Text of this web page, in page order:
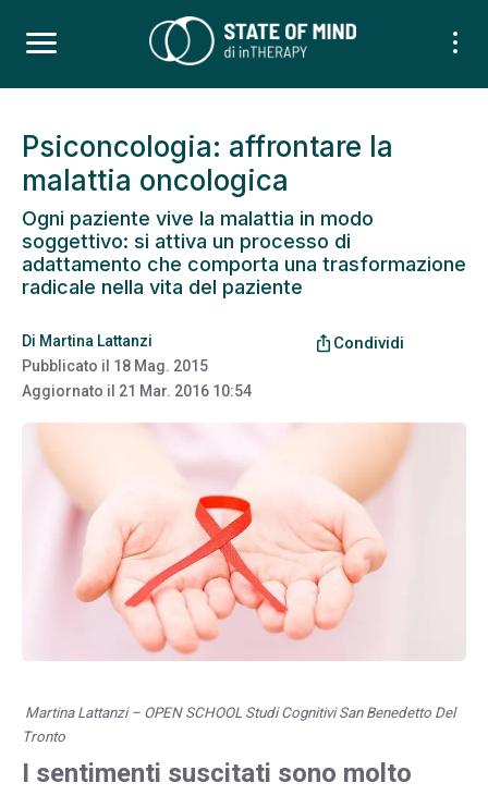
Psiconcologia: affrontare la
malattia oncologica
Ogni paziente vive la malattia in modo
soggettivo: si attiva un processo di
adattamento che comporta una trasformazione
radicale nella vita del paziente
Di Martina Lattanzi
Pubblicato il 18 Mag. 2015
Aggiornato il 21 Mar. 2016 10:54
ios_share Condividi
Martina Lattanzi – OPEN SCHOOL Studi Cognitivi San Benedetto Del
Tronto
I sentimenti suscitati sono molto